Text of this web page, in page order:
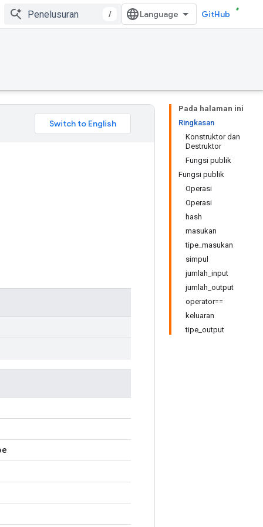
/ GitHub
Pada halaman ini
Ringkasan
Konstruktor dan
Destruktor
Fungsi publik
Fungsi publik
Operasi
Operasi
hash
masukan
tipe_masukan
simpul
jumlah_input
jumlah_output
operator==
keluaran
tipe_output